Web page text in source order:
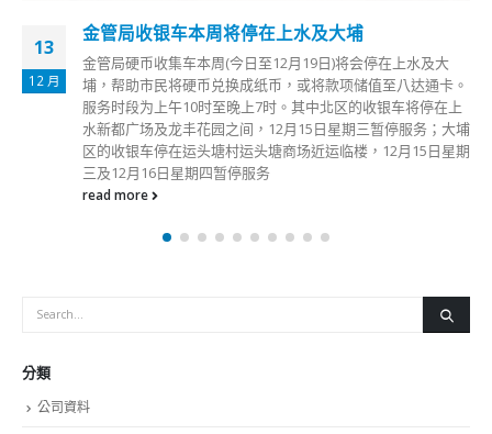
13
12 月
金管局收银车本周将停在上水及大埔
金管局硬币收集车本周(今日至12月19日)将会停在上水及大
埔，帮助市民将硬币兑换成纸币，或将款项储值至八达通卡。
服务时段为上午10时至晚上7时。其中北区的收银车将停在上
水新都广场及龙丰花园之间，12月15日星期三暂停服务；大埔
区的收银车停在运头塘村运头塘商场近运临楼，12月15日星期
三及12月16日星期四暂停服务
read more
分類
公司資料